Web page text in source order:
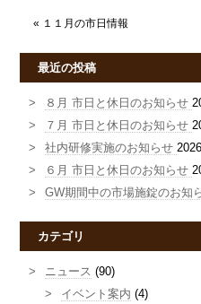
« １１月の市日情報
最近の投稿
８月 市日と休日のお知らせ
７月 市日と休日のお知らせ
社内研修実施のお知らせ
６月 市日と休日のお知らせ
GW期間中の市場施錠のお知
カテゴリ
ニュース (90)
イベント案内 (4)